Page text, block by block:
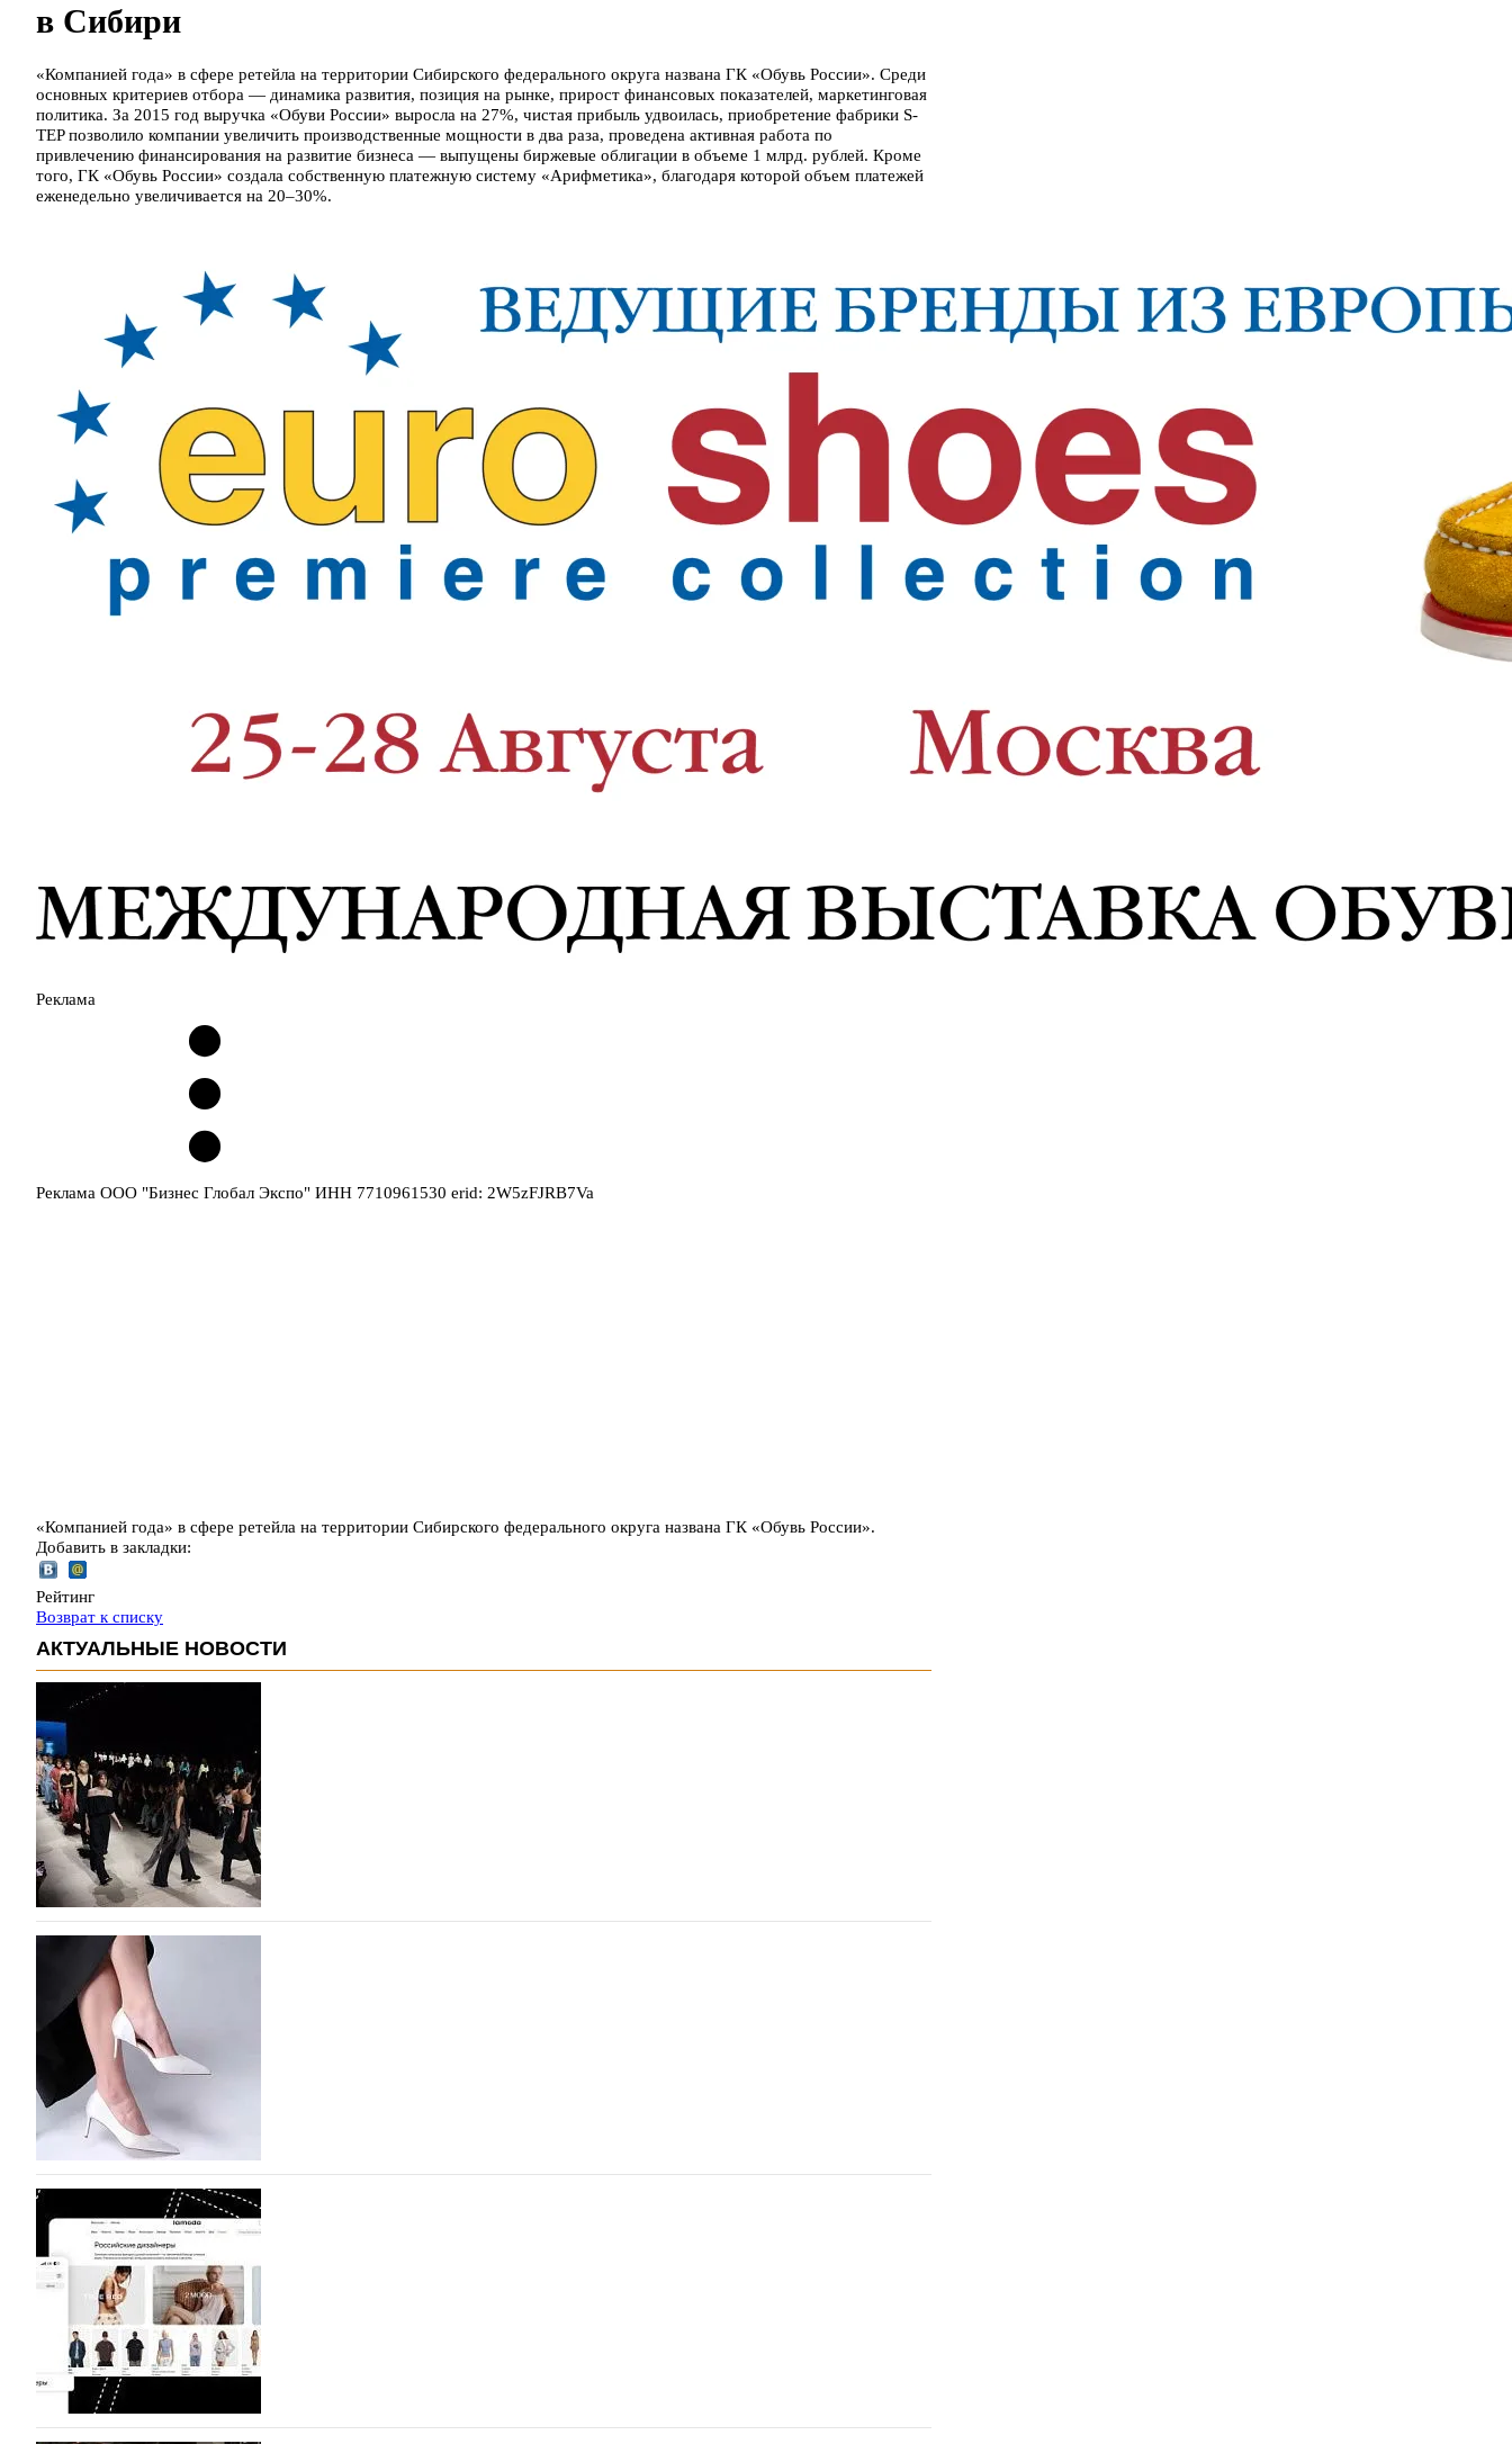
в Сибири
«Компанией года» в сфере ретейла на территории Сибирского федерального округа названа ГК «Обувь России». Среди
основных критериев отбора — динамика развития, позиция на рынке, прирост финансовых показателей, маркетинговая
политика. За 2015 год выручка «Обуви России» выросла на 27%, чистая прибыль удвоилась, приобретение фабрики S-
TEP позволило компании увеличить производственные мощности в два раза, проведена активная работа по
привлечению финансирования на развитие бизнеса — выпущены биржевые облигации в объеме 1 млрд. рублей. Кроме
того, ГК «Обувь России» создала собственную платежную систему «Арифметика», благодаря которой объем платежей
еженедельно увеличивается на 20–30%.
Реклама
Реклама ООО "Бизнес Глобал Экспо" ИНН 7710961530 erid: 2W5zFJRB7Va
«Компанией года» в сфере ретейла на территории Сибирского федерального округа названа ГК «Обувь России».
Добавить в закладки:
Рейтинг
Возврат к списку
АКТУАЛЬНЫЕ НОВОСТИ
На участие в Московской неделе моды подано 1047 заявок
На участие в седьмой Московской неделе моды, которая пройдет в российской столице с 26 сентября по 1
октября, уже подано 1047 заявок. Примерно половину из них (494) прислали дизайнеры, коллекции
которых не были представлены в…
07.08.2026 756
BALLINA представит свои новинки на Euro Shoes
Компания BALLINA Guangzhou Lihuang Footwear Co., Ltd., основанная в 2011 году и расположенная в
Гуанчжоу, столице моды Китая, является профессиональной обувной компанией, объединяющей
разработку, производство и…
07.08.2026 625